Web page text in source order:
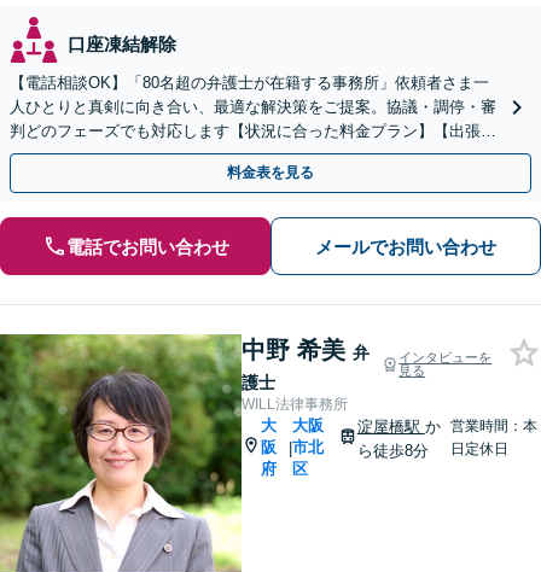
口座凍結解除
【電話相談OK】「80名超の弁護士が在籍する事務所」依頼者さま一
人ひとりと真剣に向き合い、最適な解決策をご提案。協議・調停・審
判どのフェーズでも対応します【状況に合った料金プラン】【出張相
談可】【子連れ相談可／完全個室】
料金表を見る
電話でお問い合わせ メールでお問い合わせ
中野 希美 弁
護士
インタビューを
見る
WILL法律事務所
大
阪
府
|
大阪
市北
区
淀屋橋駅 か
ら徒歩8分
営業時間：本
日定休日